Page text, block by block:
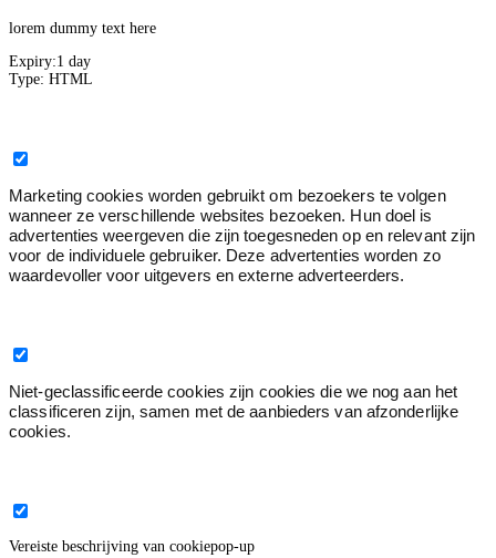
lorem dummy text here
Expiry:1 day
Type: HTML
Marketing cookies worden gebruikt om bezoekers te volgen
wanneer ze verschillende websites bezoeken. Hun doel is
advertenties weergeven die zijn toegesneden op en relevant zijn
voor de individuele gebruiker. Deze advertenties worden zo
waardevoller voor uitgevers en externe adverteerders.
Niet-geclassificeerde cookies zijn cookies die we nog aan het
classificeren zijn, samen met de aanbieders van afzonderlijke
cookies.
Vereiste beschrijving van cookiepop-up